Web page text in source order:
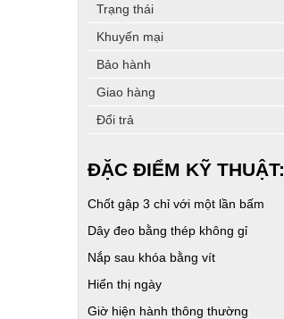
Trạng thái
Khuyến mại
Bảo hành
Giao hàng
Đổi trả
ĐẶC ĐIỂM KỸ THUẬT:
Chốt gập 3 chỉ với một lần bấm
Dây đeo bằng thép không gỉ
Nắp sau khóa bằng vít
Hiển thị ngày
Giờ hiện hành thông thường